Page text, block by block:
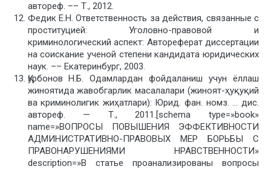
автореф. –– Т., 2012.
Федик Е.Н. Ответственность за действия, связанные с
проституцией: Уголовно-правовой и
криминологический аспект: Автореферат диссертации
на соискание ученой степени кандидата юридических
наук. –– Екатеринбург, 2003.
Қурбонов Н.Б. Одамлардан фойдаланиш учун ёллаш
жиноятида жавобгарлик масалалари (жиноят-ҳуқуқий
ва криминолигик жиҳатлари): Юрид. фан. номз. … дис.
автореф. — Т., 2011.[schema type=»book»
name=»ВОПРОСЫ ПОВЫШЕНИЯ ЭФФЕКТИВНОСТИ
АДМИНИСТРАТИВНО-ПРАВОВЫХ МЕР БОРЬБЫ С
ПРАВОНАРУШЕНИЯМИ НРАВСТВЕННОСТИ»
description=»В статье проанализированы вопросы